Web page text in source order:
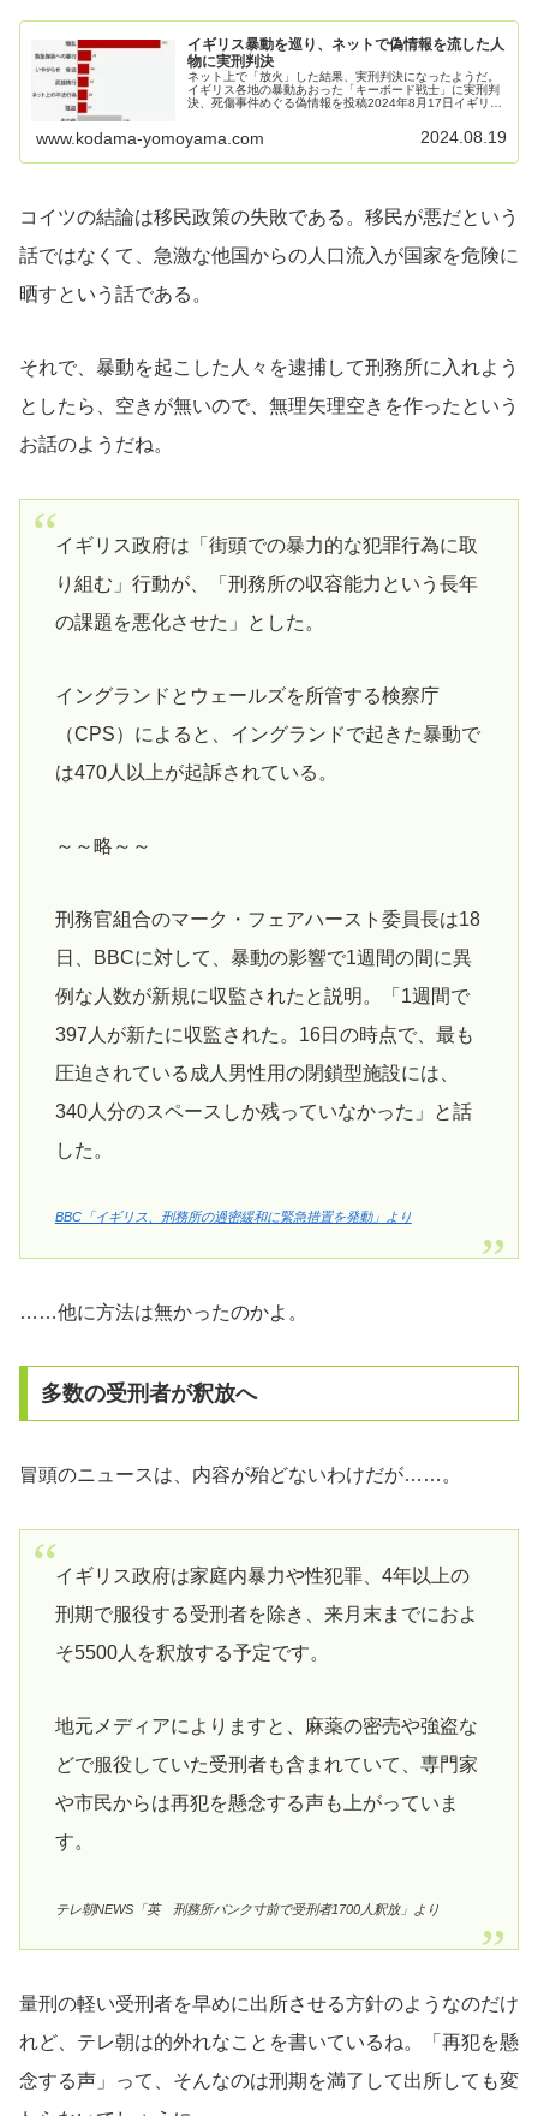
イギリス暴動を巡り、ネットで偽情報を流した人
物に実刑判決
ネット上で「放火」した結果、実刑判決になったようだ。
イギリス各地の暴動あおった「キーボード戦士」に実刑判
決、死傷事件めぐる偽情報を投稿2024年8月17日イギリス
www.kodama-yomoyama.com 2024.08.19
コイツの結論は移民政策の失敗である。移民が悪だという
話ではなくて、急激な他国からの人口流入が国家を危険に
晒すという話である。
それで、暴動を起こした人々を逮捕して刑務所に入れよう
としたら、空きが無いので、無理矢理空きを作ったという
お話のようだね。
イギリス政府は「街頭での暴力的な犯罪行為に取
り組む」行動が、「刑務所の収容能力という長年
の課題を悪化させた」とした。
イングランドとウェールズを所管する検察庁
（CPS）によると、イングランドで起きた暴動で
は470人以上が起訴されている。
～～略～～
刑務官組合のマーク・フェアハースト委員長は18
日、BBCに対して、暴動の影響で1週間の間に異
例な人数が新規に収監されたと説明。「1週間で
397人が新たに収監された。16日の時点で、最も
圧迫されている成人男性用の閉鎖型施設には、
340人分のスペースしか残っていなかった」と話
した。
BBC「イギリス、刑務所の過密緩和に緊急措置を発動」より
……他に方法は無かったのかよ。
多数の受刑者が釈放へ
冒頭のニュースは、内容が殆どないわけだが……。
イギリス政府は家庭内暴力や性犯罪、4年以上の
刑期で服役する受刑者を除き、来月末までにおよ
そ5500人を釈放する予定です。
地元メディアによりますと、麻薬の密売や強盗な
どで服役していた受刑者も含まれていて、専門家
や市民からは再犯を懸念する声も上がっていま
す。
テレ朝NEWS「英 刑務所パンク寸前で受刑者1700人釈放」より
量刑の軽い受刑者を早めに出所させる方針のようなのだけ
れど、テレ朝は的外れなことを書いているね。「再犯を懸
念する声」って、そんなのは刑期を満了して出所しても変